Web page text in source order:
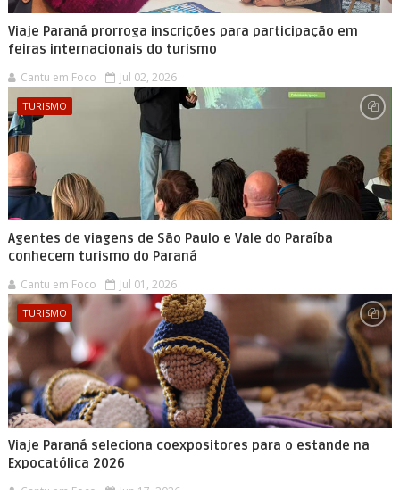
Viaje Paraná prorroga inscrições para participação em
feiras internacionais do turismo
Cantu em Foco Jul 02, 2026
TURISMO
Agentes de viagens de São Paulo e Vale do Paraíba
conhecem turismo do Paraná
Cantu em Foco Jul 01, 2026
TURISMO
Viaje Paraná seleciona coexpositores para o estande na
Expocatólica 2026